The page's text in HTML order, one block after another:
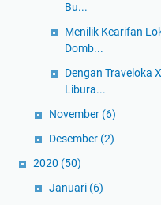
Bu...
Menilik Kearifan
Domb...
Dengan Traveloka
Libura...
November (6)
Desember (2)
2020 (50)
Januari (6)